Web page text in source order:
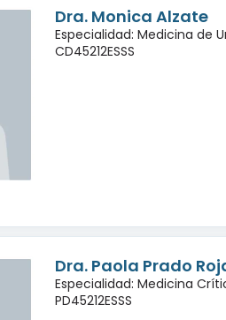
Dra. Monica Alzate
Especialidad: Medicina de
CD45212ESSS
Dra. Paola Prado
Especialidad: Medicina
PD45212ESSS